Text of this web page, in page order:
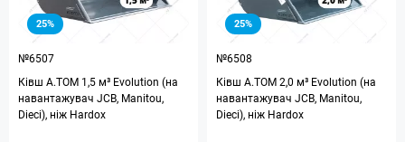
25%
№6507
Ківш A.TOM 1,5 м³ Evolution (на
навантажувач JCB, Manitou,
Dieci), ніж Hardox
25%
№6508
Ківш A.TOM 2,0 м³ Evolution (на
навантажувач JCB, Manitou,
Dieci), ніж Hardox